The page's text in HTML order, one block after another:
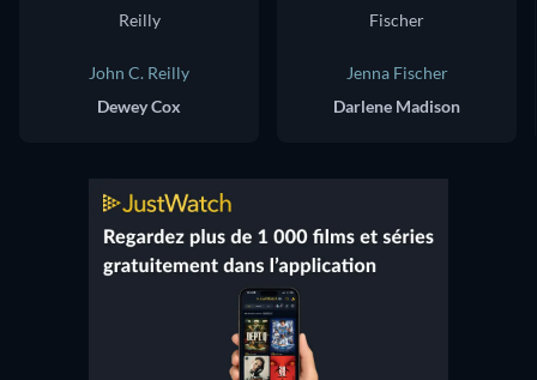
John C. Reilly
Dewey Cox
Jenna Fischer
Darlene Madison